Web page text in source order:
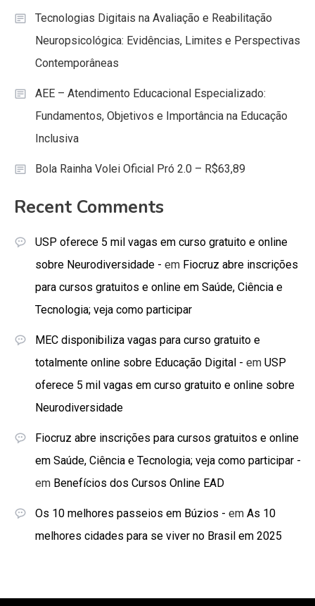
Tecnologias Digitais na Avaliação e Reabilitação
Neuropsicológica: Evidências, Limites e Perspectivas
Contemporâneas
AEE – Atendimento Educacional Especializado:
Fundamentos, Objetivos e Importância na Educação
Inclusiva
Bola Rainha Volei Oficial Pró 2.0 – R$63,89
Recent Comments
USP oferece 5 mil vagas em curso gratuito e online
sobre Neurodiversidade - em Fiocruz abre inscrições
para cursos gratuitos e online em Saúde, Ciência e
Tecnologia; veja como participar
MEC disponibiliza vagas para curso gratuito e
totalmente online sobre Educação Digital - em USP
oferece 5 mil vagas em curso gratuito e online sobre
Neurodiversidade
Fiocruz abre inscrições para cursos gratuitos e online
em Saúde, Ciência e Tecnologia; veja como participar -
em Benefícios dos Cursos Online EAD
Os 10 melhores passeios em Búzios - em As 10
melhores cidades para se viver no Brasil em 2025